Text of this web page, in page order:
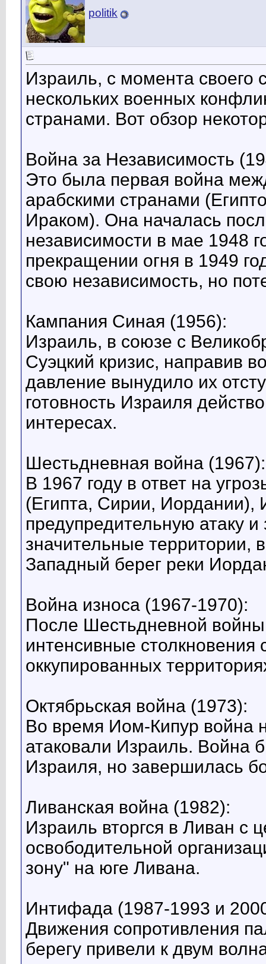
politik
Израиль, с момента своего
нескольких военных
странами. Вот обзор
Война за Независимость
Это была первая война
арабскими странами
Ираком). Она началась
независимости в мае 1948
прекращении огня в 1949
свою независимость, но
Кампания Синая (1956):
Израиль, в союзе с
Суэцкий кризис, направив
давление вынудило их
готовность Израиля
интересах.
Шестьдневная война (1967):
В 1967 году в ответ на
(Египта, Сирии, Иордании),
предупредительную атаку
значительные территории,
Западный берег реки
Война износа (1967-1970):
После Шестьдневной
интенсивные столкновения
оккупированных
Октябрьская война (1973):
Во время Иом-Кипур война
атаковали Израиль. Война
Израиля, но завершилась
Ливанская война (1982):
Израиль вторгся в Ливан с
освободительной
зону" на юге Ливана.
Интифада (1987-1993 и
Движения сопротивления
берегу привели к двум